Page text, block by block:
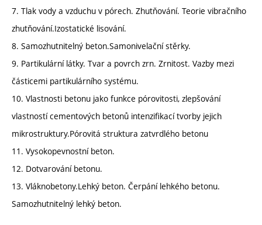
7. Tlak vody a vzduchu v pórech. Zhutňování. Teorie vibračního
zhutňování.Izostatické lisování.
8. Samozhutnitelný beton.Samonivelační stěrky.
9. Partikulární látky. Tvar a povrch zrn. Zrnitost. Vazby mezi
částicemi partikulárního systému.
10. Vlastnosti betonu jako funkce pórovitosti, zlepšování
vlastností cementových betonů intenzifikací tvorby jejich
mikrostruktury.Pórovitá struktura zatvrdlého betonu
11. Vysokopevnostní beton.
12. Dotvarování betonu.
13. Vláknobetony.Lehký beton. Čerpání lehkého betonu.
Samozhutnitelný lehký beton.